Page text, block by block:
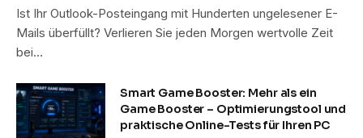
Ist Ihr Outlook-Posteingang mit Hunderten ungelesener E-
Mails überfüllt? Verlieren Sie jeden Morgen wertvolle Zeit
bei…
Smart Game Booster: Mehr als ein
Game Booster – Optimierungstool und
praktische Online-Tests für Ihren PC